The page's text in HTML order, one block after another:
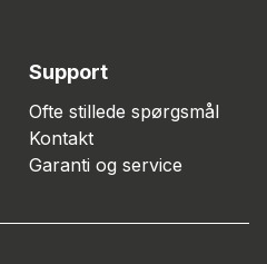
Support
Ofte stillede spørgsmål
Kontakt
Garanti og service